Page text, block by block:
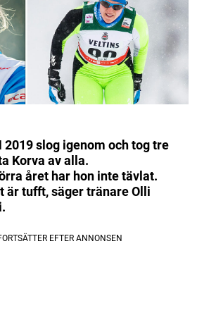
slog igenom och tog tre
Korva av alla.
året har hon inte tävlat.
är tufft, säger tränare Olli